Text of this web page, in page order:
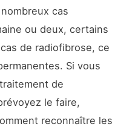
cas
ou deux, certains
de radiofibrose, ce
Si vous
de
le faire,
reconnaître les